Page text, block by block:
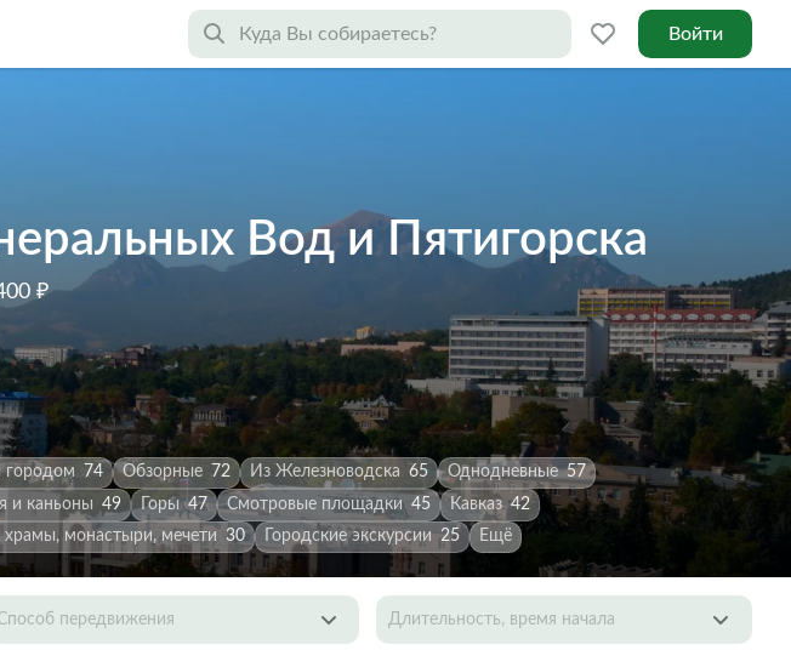
Войти
Вод и Пятигорска
₽
городом 74 Обзорные 72 Из Железноводска 65 Однодневные 57
и каньоны 49 Горы 47 Смотровые площадки 45 Кавказ 42
храмы, монастыри, мечети 30 Городские экскурсии 25 Ещё
передвижения Длительность, время начала